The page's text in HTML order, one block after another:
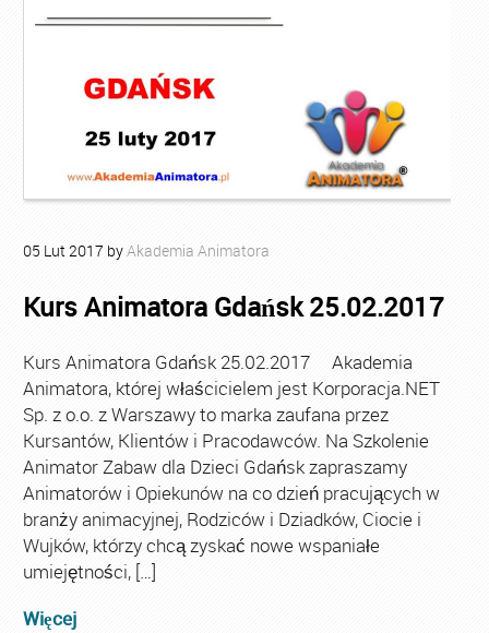
05 Lut2017 byAkademia Animatora
Kurs Animatora Gdańsk 25.02.2017
Kurs Animatora Gdańsk 25.02.2017 Akademia
Animatora, której właścicielem jest Korporacja.NET
Sp. z o.o. z Warszawy to marka zaufana przez
Kursantów, Klientów i Pracodawców. Na Szkolenie
Animator Zabaw dla Dzieci Gdańsk zapraszamy
Animatorów i Opiekunów na co dzień pracujących w
branży animacyjnej, Rodziców i Dziadków, Ciocie i
Wujków, którzy chcą zyskać nowe wspaniałe
umiejętności, […]
Więcej